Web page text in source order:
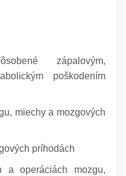
zápalovým,
poškodením
miechy a mozgových
príhodách
a operáciách mozgu,